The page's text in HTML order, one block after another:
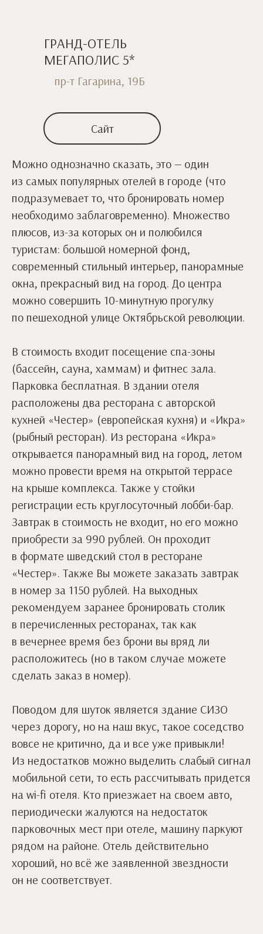
ГРАНД-ОТЕЛЬ
МЕГАПОЛИС 5*
пр-т Гагарина, 19Б
Сайт
Можно однозначно сказать, это — один
из самых популярных отелей в городе (что
подразумевает то, что бронировать номер
необходимо заблаговременно). Множество
плюсов, из-за которых он и полюбился
туристам: большой номерной фонд,
современный стильный интерьер, панорамные
окна, прекрасный вид на город. До центра
можно совершить 10-минутную прогулку
по пешеходной улице Октябрьской революции.
В стоимость входит посещение спа-зоны
(бассейн, сауна, хаммам) и фитнес зала.
Парковка бесплатная. В здании отеля
расположены два ресторана с авторской
кухней «Честер» (европейская кухня) и «Икра»
(рыбный ресторан). Из ресторана «Икра»
открывается панорамный вид на город, летом
можно провести время на открытой террасе
на крыше комплекса. Также у стойки
регистрации есть круглосуточный лобби-бар.
Завтрак в стоимость не входит, но его можно
приобрести за 990 рублей. Он проходит
в формате шведский стол в ресторане
«Честер». Также Вы можете заказать завтрак
в номер за 1150 рублей. На выходных
рекомендуем заранее бронировать столик
в перечисленных ресторанах, так как
в вечернее время без брони вы вряд ли
расположитесь (но в таком случае можете
сделать заказ в номер).
Поводом для шуток является здание СИЗО
через дорогу, но на наш вкус, такое соседство
вовсе не критично, да и все уже привыкли!
Из недостатков можно выделить слабый сигнал
мобильной сети, то есть рассчитывать придется
на wi-fi отеля. Кто приезжает на своем авто,
периодически жалуются на недостаток
парковочных мест при отеле, машину паркуют
рядом на районе. Отель действительно
хороший, но всё же заявленной звездности
он не соответствует.